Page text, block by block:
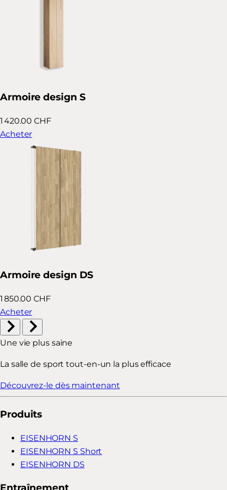
Armoire design S
1 420.00 CHF
Acheter
Armoire design DS
1 850.00 CHF
Acheter
Une vie plus saine
La salle de sport tout-en-un la plus efficace
Découvrez-le dès maintenant
Produits
EISENHORN S
EISENHORN S Short
EISENHORN DS